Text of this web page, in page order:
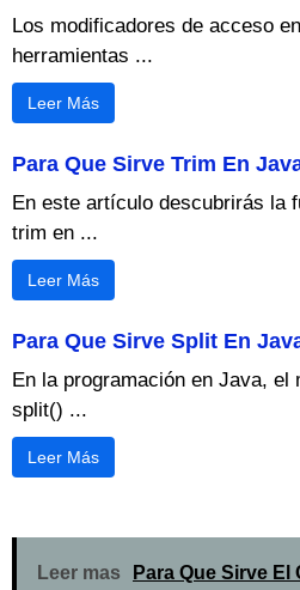
Los modificadores de acceso
herramientas ...
Leer Más
Para Que Sirve Trim En
En este artículo descubrirás la
trim en ...
Leer Más
Para Que Sirve Split En
En la programación en Java, el
split() ...
Leer Más
Leer mas Para Que Sirve